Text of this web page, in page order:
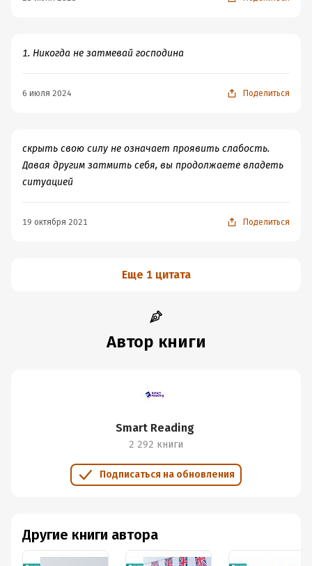
1. Никогда не затмевай господина
6 июля 2024 Поделиться
скрыть свою силу не означает проявить слабость.
Давая другим затмить себя, вы продолжаете владеть
ситуацией
19 октября 2021 Поделиться
Еще 1 цитата
Автор книги
Smart Reading
2 292 книги
Подписаться на обновления
Другие книги автора